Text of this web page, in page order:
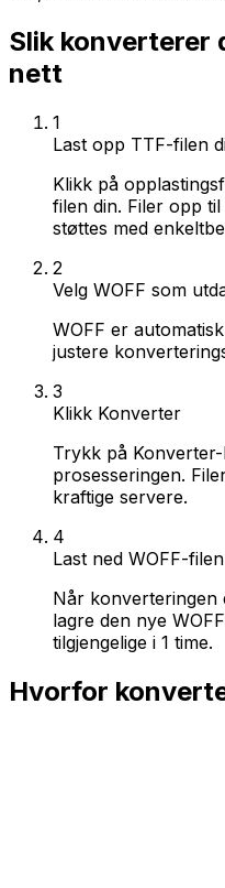
Slik konverterer
nett
1
Last opp TTF-filen
Klikk på
filen din. Filer opp
støttes med
2
Velg WOFF som
WOFF er
justere
3
Klikk Konverter
Trykk på
prosesseringen.
kraftige servere.
4
Last ned WOFF-
Når
lagre den nye
tilgjengelige i 1 time.
Hvorfor